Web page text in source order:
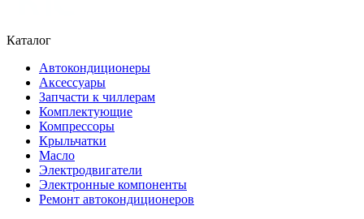
Каталог
Автокондиционеры
Аксессуары
Запчасти к чиллерам
Комплектующие
Компрессоры
Крыльчатки
Масло
Электродвигатели
Электронные компоненты
Ремонт автокондиционеров